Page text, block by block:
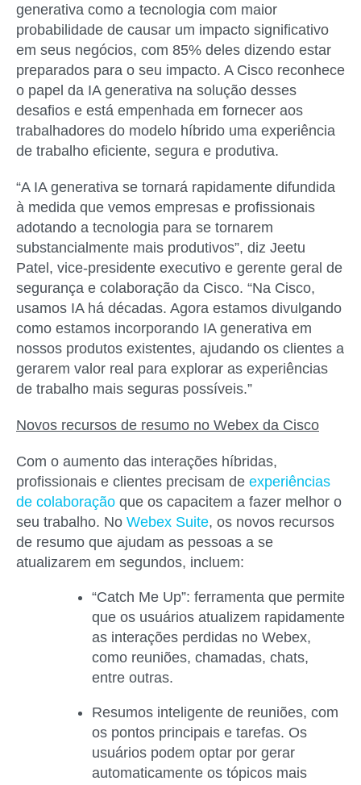
generativa como a tecnologia com maior
probabilidade de causar um impacto significativo
em seus negócios, com 85% deles dizendo estar
preparados para o seu impacto. A Cisco reconhece
o papel da IA generativa na solução desses
desafios e está empenhada em fornecer aos
trabalhadores do modelo híbrido uma experiência
de trabalho eficiente, segura e produtiva.
“A IA generativa se tornará rapidamente difundida
à medida que vemos empresas e profissionais
adotando a tecnologia para se tornarem
substancialmente mais produtivos”, diz Jeetu
Patel, vice-presidente executivo e gerente geral de
segurança e colaboração da Cisco. “Na Cisco,
usamos IA há décadas. Agora estamos divulgando
como estamos incorporando IA generativa em
nossos produtos existentes, ajudando os clientes a
gerarem valor real para explorar as experiências
de trabalho mais seguras possíveis.”
Novos recursos de resumo no Webex da Cisco
Com o aumento das interações híbridas,
profissionais e clientes precisam de experiências
de colaboração que os capacitem a fazer melhor o
seu trabalho. No Webex Suite, os novos recursos
de resumo que ajudam as pessoas a se
atualizarem em segundos, incluem:
“Catch Me Up”: ferramenta que permite
que os usuários atualizem rapidamente
as interações perdidas no Webex,
como reuniões, chamadas, chats,
entre outras.
Resumos inteligente de reuniões, com
os pontos principais e tarefas. Os
usuários podem optar por gerar
automaticamente os tópicos mais